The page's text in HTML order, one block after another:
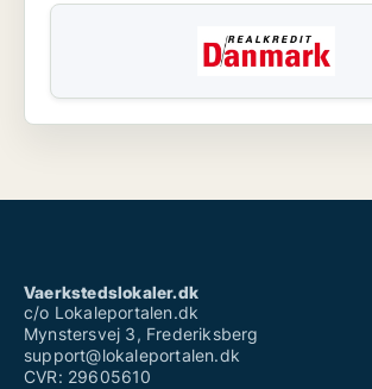
Vaerkstedslokaler.dk
c/o Lokaleportalen.dk
Mynstersvej 3, Frederiksberg
support@lokaleportalen.dk
CVR: 29605610